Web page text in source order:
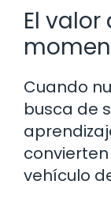
El
Cuando
busca de
vehículo